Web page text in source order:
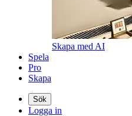
Skapa med AI
Spela
Pro
Skapa
Sök
Logga in